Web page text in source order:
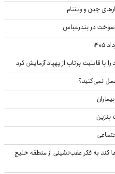
چین و ویتنام
قابلیت پرتاب از پهپاد آزمایش کرد
عمل نمی‌کنید؟
بنزین
رها کند به فکر عقب‌نشینی از منطقه خلیج